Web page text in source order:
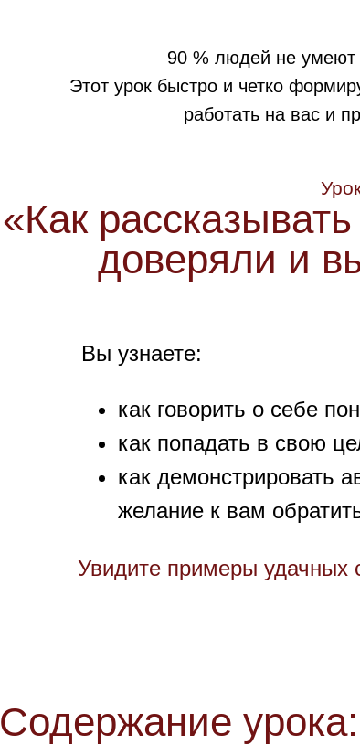
«Как
доверяли и
Увидите примеры удачных
Вы узнаете:
как говорить о себе
как попадать в свою
как демонстрировать
желание к вам
90 % людей не умеют
Этот урок быстро и четко
работать на вас и
Содержание урока: